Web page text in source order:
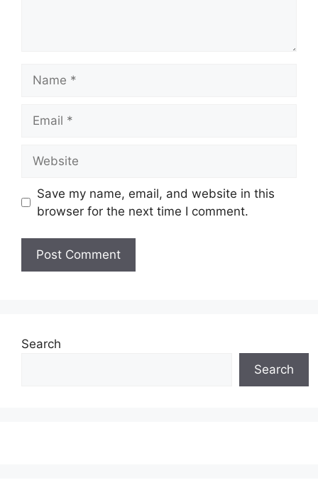
Save my name, email, and website in this
browser for the next time I comment.
Search
Search